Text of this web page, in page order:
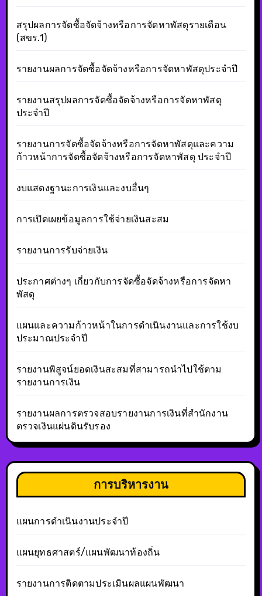
สรุปผลการจัดซื้อจัดจ้างหรือการจัดหาพัสดุรายเดือน
(สขร.1)
รายงานผลการจัดซื้อจัดจ้างหรือการจัดหาพัสดุประจำปี
รายงานสรุปผลการจัดซื้อจัดจ้างหรือการจัดหาพัสดุ
ประจำปี
รายงานการจัดซื้อจัดจ้างหรือการจัดหาพัสดุและความ
ก้าวหน้าการจัดซื้อจัดจ้างหรือการจัดหาพัสดุ ประจำปี
งบแสดงฐานะการเงินและงบอื่นๆ
การเปิดเผยข้อมูลการใช้จ่ายเงินสะสม
รายงานการรับจ่ายเงิน
ประกาศต่างๆ เกี่ยวกับการจัดซื้อจัดจ้างหรือการจัดหา
พัสดุ
แผนและความก้าวหน้าในการดำเนินงานและการใช้งบ
ประมาณประจำปี
รายงานพิสูจน์ยอดเงินสะสมที่สามารถนำไปใช้ตาม
รายงานการเงิน
รายงานผลการตรวจสอบรายงานการเงินที่สำนักงาน
ตรวจเงินแผ่นดินรับรอง
การบริหารงาน
แผนการดำเนินงานประจำปี
แผนยุทธศาสตร์/แผนพัฒนาท้องถิ่น
รายงานการติดตามประเมินผลแผนพัฒนา